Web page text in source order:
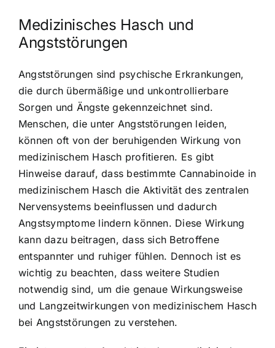
Medizinisches Hasch und
Angststörungen
Angststörungen sind psychische Erkrankungen,
die durch übermäßige und unkontrollierbare
Sorgen und Ängste gekennzeichnet sind.
Menschen, die unter Angststörungen leiden,
können oft von der beruhigenden Wirkung von
medizinischem Hasch profitieren. Es gibt
Hinweise darauf, dass bestimmte Cannabinoide in
medizinischem Hasch die Aktivität des zentralen
Nervensystems beeinflussen und dadurch
Angstsymptome lindern können. Diese Wirkung
kann dazu beitragen, dass sich Betroffene
entspannter und ruhiger fühlen. Dennoch ist es
wichtig zu beachten, dass weitere Studien
notwendig sind, um die genaue Wirkungsweise
und Langzeitwirkungen von medizinischem Hasch
bei Angststörungen zu verstehen.